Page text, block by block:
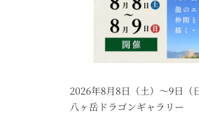
2026年8月8日（土）〜9日（
八ヶ岳ドラゴンギャラリー